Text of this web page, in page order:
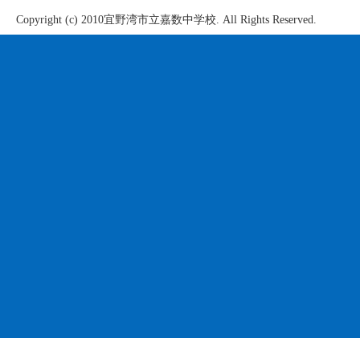
Copyright (c) 2010宜野湾市立嘉数中学校. All Rights Reserved.